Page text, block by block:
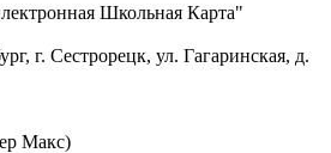
Школьная Карта"
г. Сестрорецк, ул. Гагаринская, д.
Макс)